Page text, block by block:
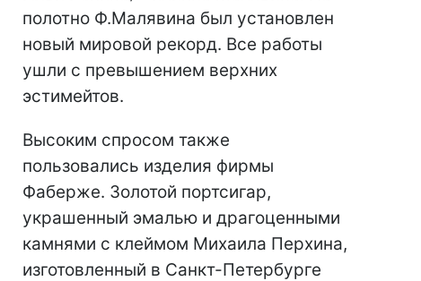
полотно Ф.Малявина был установлен
новый мировой рекорд. Все работы
ушли с превышением верхних
эстимейтов.
Высоким спросом также
пользовались изделия фирмы
Фаберже. Золотой портсигар,
украшенный эмалью и драгоценными
камнями с клеймом Михаила Перхина,
изготовленный в Санкт-Петербурге